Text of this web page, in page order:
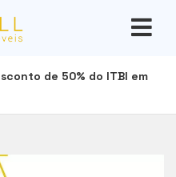
de 50% do ITBI em